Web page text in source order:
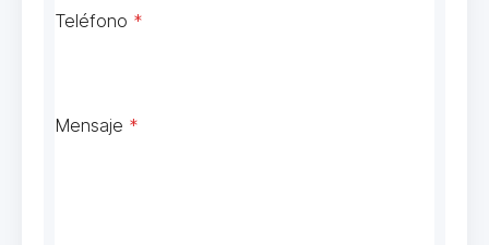
Teléfono *
Mensaje *